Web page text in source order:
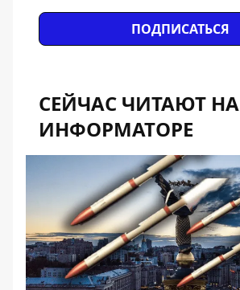
ПОДПИСАТЬСЯ
СЕЙЧАС ЧИТАЮТ НА
ИНФОРМАТОРЕ